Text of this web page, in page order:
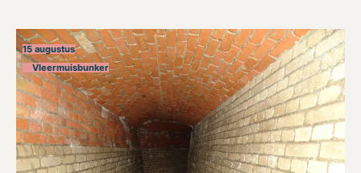
15 augustus
Vleermuisbunker